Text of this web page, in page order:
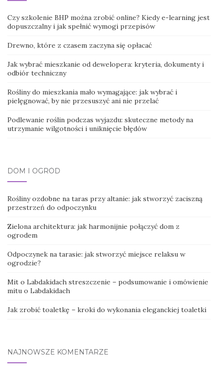
Czy szkolenie BHP można zrobić online? Kiedy e-learning jest
dopuszczalny i jak spełnić wymogi przepisów
Drewno, które z czasem zaczyna się opłacać
Jak wybrać mieszkanie od dewelopera: kryteria, dokumenty i
odbiór techniczny
Rośliny do mieszkania mało wymagające: jak wybrać i
pielęgnować, by nie przesuszyć ani nie przelać
Podlewanie roślin podczas wyjazdu: skuteczne metody na
utrzymanie wilgotności i uniknięcie błędów
DOM I OGRÓD
Rośliny ozdobne na taras przy altanie: jak stworzyć zaciszną
przestrzeń do odpoczynku
Zielona architektura: jak harmonijnie połączyć dom z
ogrodem
Odpoczynek na tarasie: jak stworzyć miejsce relaksu w
ogrodzie?
Mit o Labdakidach streszczenie – podsumowanie i omówienie
mitu o Labdakidach
Jak zrobić toaletkę – kroki do wykonania eleganckiej toaletki
NAJNOWSZE KOMENTARZE